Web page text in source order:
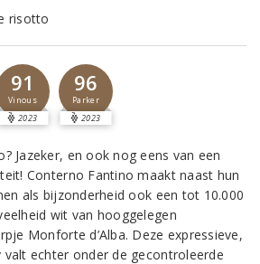
risotto
91
Vinous
2023
96
Parker
2023
Jazeker, en ook nog eens van een
Conterno Fantino maakt naast hun
als bijzonderheid ook een tot 10.000
wit van hooggelegen
Monforte d’Alba. Deze expressieve,
valt echter onder de gecontroleerde